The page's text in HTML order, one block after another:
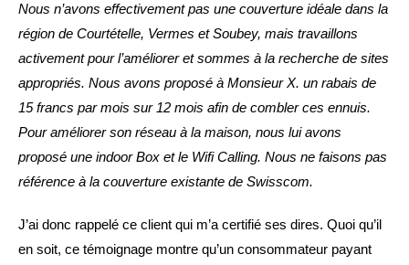
Nous n’avons effectivement pas une couverture idéale dans la
région de Courtételle, Vermes et Soubey, mais travaillons
activement pour l’améliorer et sommes à la recherche de sites
appropriés. Nous avons proposé à Monsieur X. un rabais de
15 francs par mois sur 12 mois afin de combler ces ennuis.
Pour améliorer son réseau à la maison, nous lui avons
proposé une indoor Box et le Wifi Calling. Nous ne faisons pas
référence à la couverture existante de Swisscom.
J’ai donc rappelé ce client qui m’a certifié ses dires. Quoi qu’il
en soit, ce témoignage montre qu’un consommateur payant